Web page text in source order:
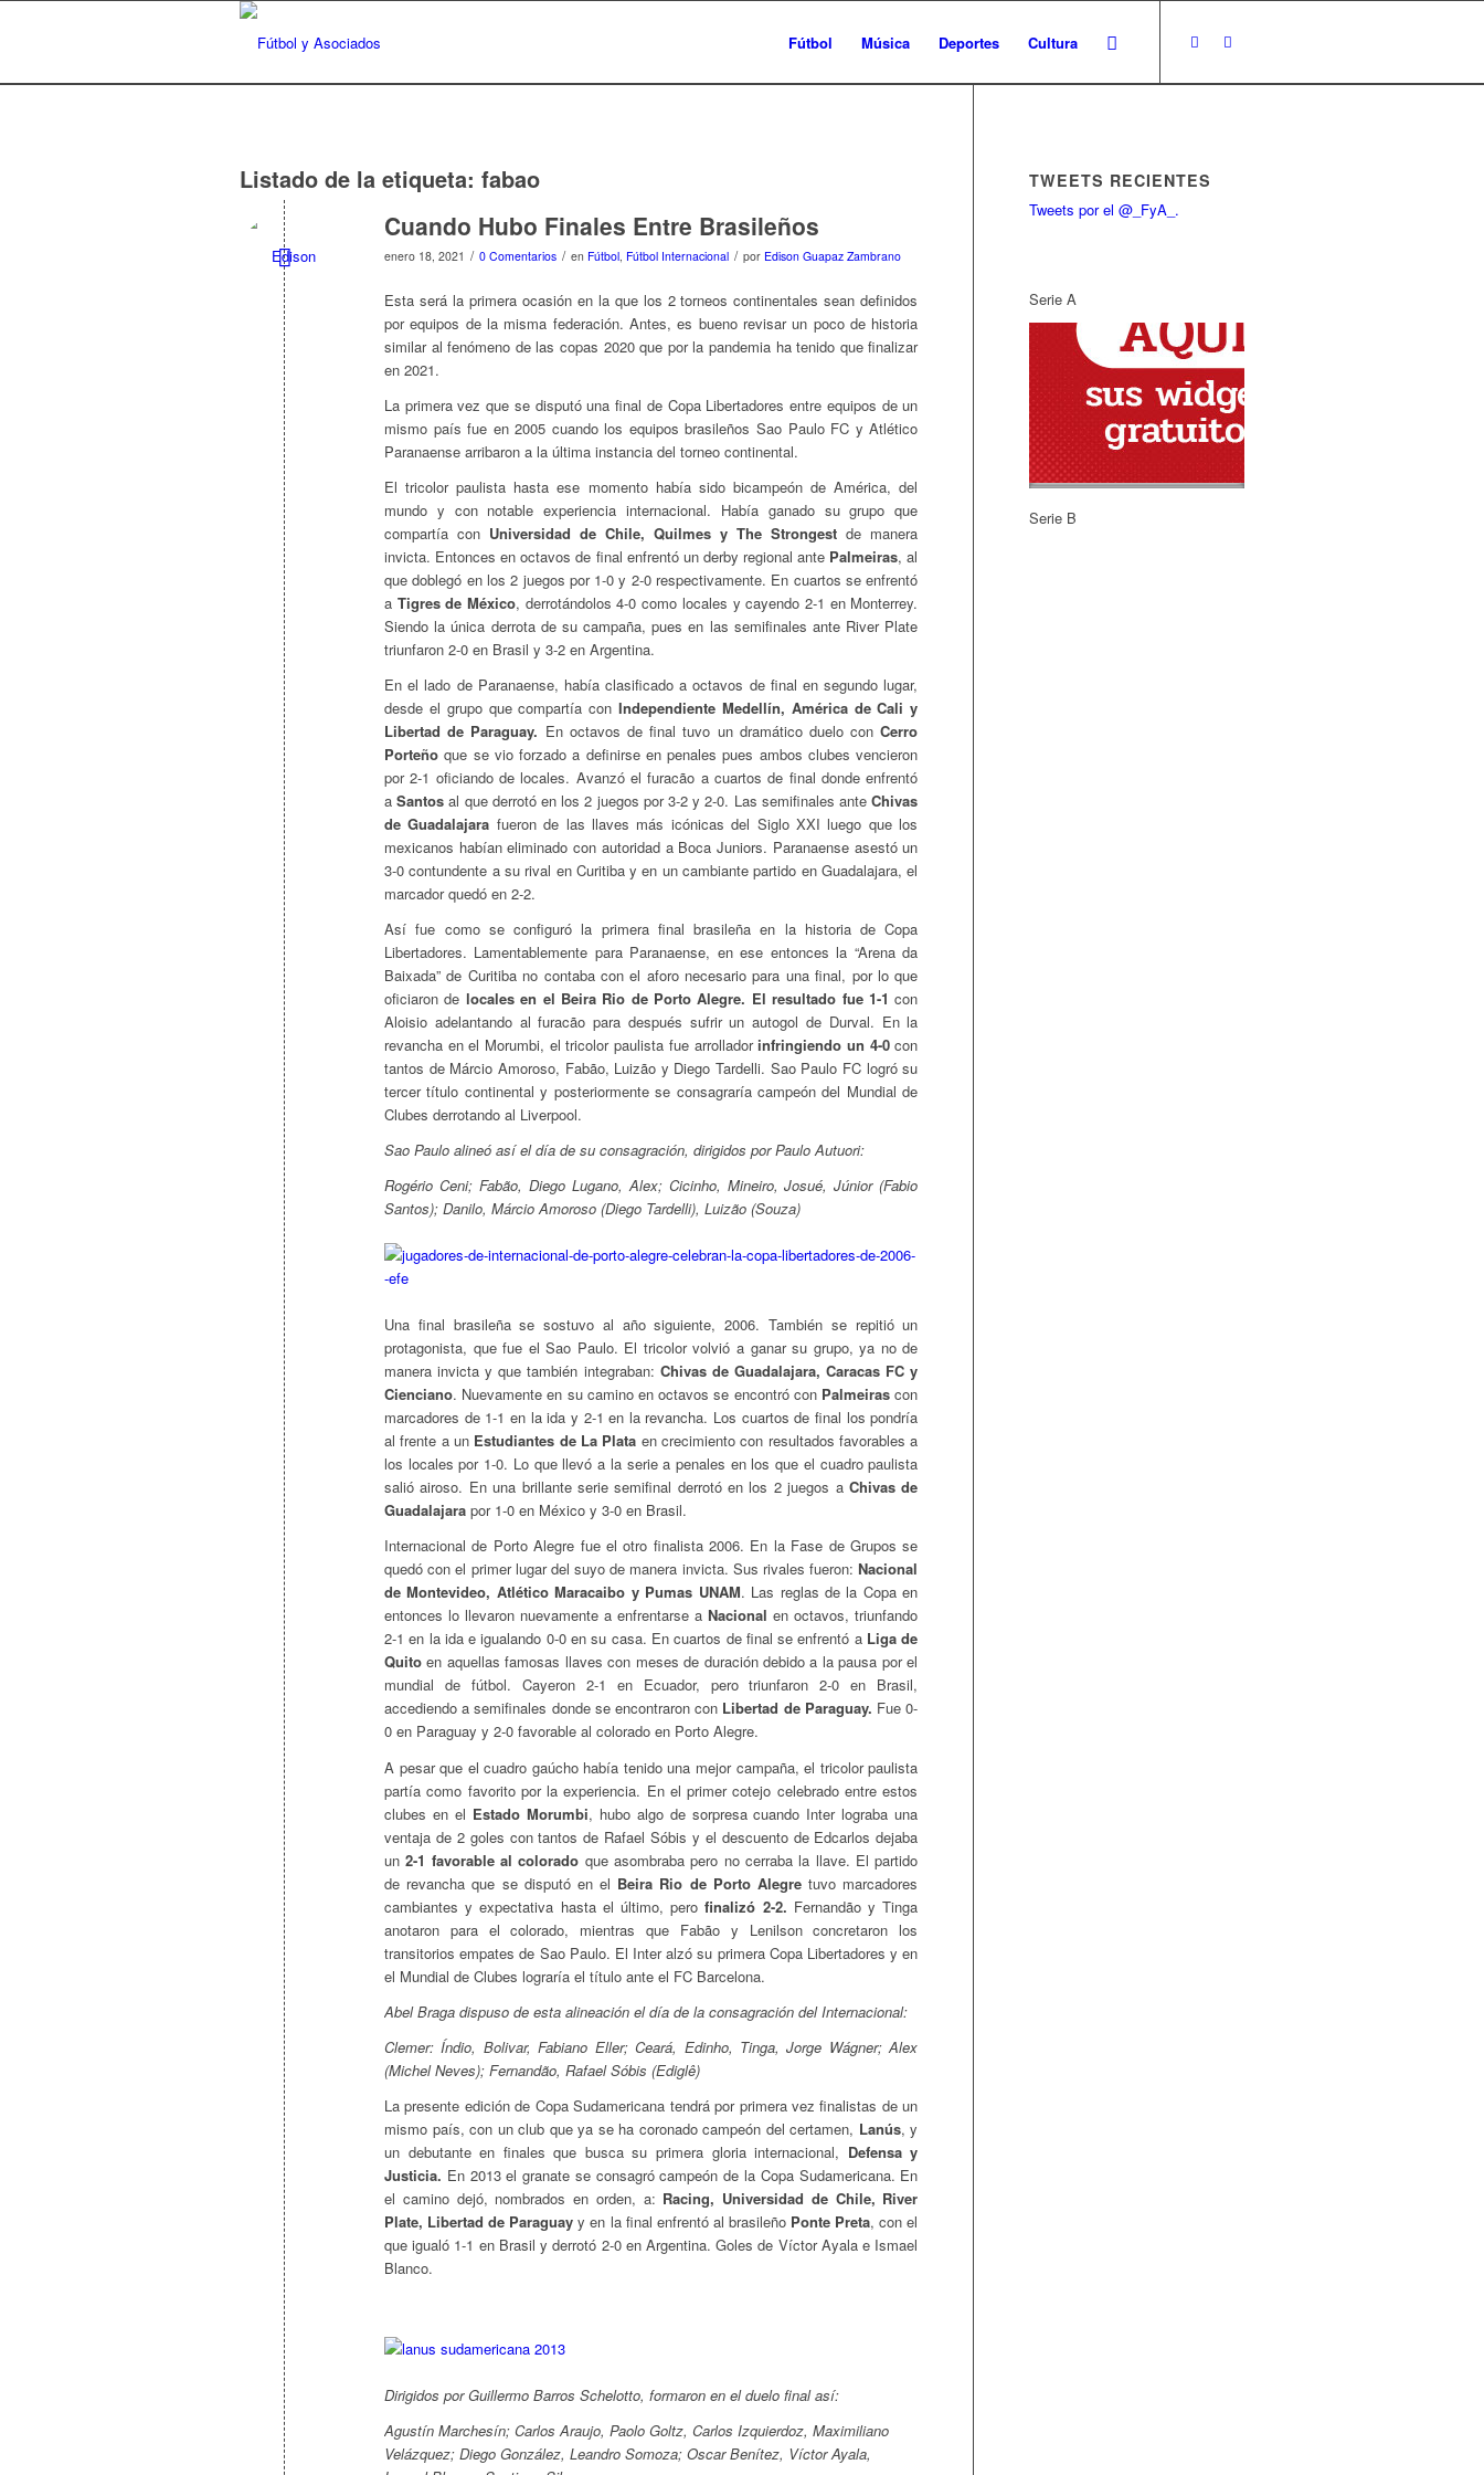
Fútbol Música Deportes Cultura
Listado de la etiqueta: fabao
Cuando Hubo Finales Entre Brasileños
enero 18, 2021 / 0 Comentarios / en Fútbol, Fútbol Internacional / por Edison Guapaz Zambrano
Esta será la primera ocasión en la que los 2 torneos continentales sean definidos
por equipos de la misma federación. Antes, es bueno revisar un poco de historia
similar al fenómeno de las copas 2020 que por la pandemia ha tenido que finalizar
en 2021.
La primera vez que se disputó una final de Copa Libertadores entre equipos de un
mismo país fue en 2005 cuando los equipos brasileños Sao Paulo FC y Atlético
Paranaense arribaron a la última instancia del torneo continental.
El tricolor paulista hasta ese momento había sido bicampeón de América, del
mundo y con notable experiencia internacional. Había ganado su grupo que
compartía con Universidad de Chile, Quilmes y The Strongest de manera
invicta. Entonces en octavos de final enfrentó un derby regional ante Palmeiras, al
que doblegó en los 2 juegos por 1-0 y 2-0 respectivamente. En cuartos se enfrentó
a Tigres de México, derrotándolos 4-0 como locales y cayendo 2-1 en Monterrey.
Siendo la única derrota de su campaña, pues en las semifinales ante River Plate
triunfaron 2-0 en Brasil y 3-2 en Argentina.
En el lado de Paranaense, había clasificado a octavos de final en segundo lugar,
desde el grupo que compartía conIndependiente Medellín, América de Cali y
Libertad de Paraguay. En octavos de final tuvo un dramático duelo conCerro
Porteño que se vio forzado a definirse en penales pues ambos clubes vencieron
por 2-1 oficiando de locales. Avanzó el furacão a cuartos de final donde enfrentó
aSantos al que derrotó en los 2 juegos por 3-2 y 2-0. Las semifinales anteChivas
de Guadalajara fueron de las llaves más icónicas del Siglo XXI luego que los
mexicanos habían eliminado con autoridad a Boca Juniors. Paranaense asestó un
3-0 contundente a su rival en Curitiba y en un cambiante partido en Guadalajara, el
marcador quedó en 2-2.
Así fue como se configuró la primera final brasileña en la historia de Copa
Libertadores. Lamentablemente para Paranaense, en ese entonces la “Arena da
Baixada” de Curitiba no contaba con el aforo necesario para una final, por lo que
oficiaron de locales en el Beira Rio de Porto Alegre. El resultado fue 1-1 con
Aloisio adelantando al furacão para después sufrir un autogol de Durval. En la
revancha en el Morumbi, el tricolor paulista fue arrolladorinfringiendo un 4-0con
tantos de Márcio Amoroso, Fabão, Luizão y Diego Tardelli. Sao Paulo FC logró su
tercer título continental y posteriormente se consagraría campeón del Mundial de
Clubes derrotando al Liverpool.
Sao Paulo alineó así el día de su consagración, dirigidos por Paulo Autuori:
Rogério Ceni; Fabão, Diego Lugano, Alex; Cicinho, Mineiro, Josué, Júnior (Fabio
Santos); Danilo, Márcio Amoroso (Diego Tardelli), Luizão (Souza)
Una final brasileña se sostuvo al año siguiente, 2006. También se repitió un
protagonista, que fue el Sao Paulo. El tricolor volvió a ganar su grupo, ya no de
manera invicta y que también integraban: Chivas de Guadalajara, Caracas FC y
Cienciano. Nuevamente en su camino en octavos se encontró con Palmeiras con
marcadores de 1-1 en la ida y 2-1 en la revancha. Los cuartos de final los pondría
al frente a un Estudiantes de La Plata en crecimiento con resultados favorables a
los locales por 1-0. Lo que llevó a la serie a penales en los que el cuadro paulista
salió airoso. En una brillante serie semifinal derrotó en los 2 juegos a Chivas de
Guadalajara por 1-0 en México y 3-0 en Brasil.
Internacional de Porto Alegre fue el otro finalista 2006. En la Fase de Grupos se
quedó con el primer lugar del suyo de manera invicta. Sus rivales fueron: Nacional
de Montevideo, Atlético Maracaibo y Pumas UNAM. Las reglas de la Copa en
entonces lo llevaron nuevamente a enfrentarse a Nacional en octavos, triunfando
2-1 en la ida e igualando 0-0 en su casa. En cuartos de final se enfrentó a Liga de
Quito en aquellas famosas llaves con meses de duración debido a la pausa por el
mundial de fútbol. Cayeron 2-1 en Ecuador, pero triunfaron 2-0 en Brasil,
accediendo a semifinales donde se encontraron con Libertad de Paraguay. Fue 0-
0 en Paraguay y 2-0 favorable al colorado en Porto Alegre.
A pesar que el cuadro gaúcho había tenido una mejor campaña, el tricolor paulista
partía como favorito por la experiencia. En el primer cotejo celebrado entre estos
clubes en el Estado Morumbi, hubo algo de sorpresa cuando Inter lograba una
ventaja de 2 goles con tantos de Rafael Sóbis y el descuento de Edcarlos dejaba
un2-1 favorable al colorado que asombraba pero no cerraba la llave. El partido
de revancha que se disputó en el Beira Rio de Porto Alegretuvo marcadores
cambiantes y expectativa hasta el último, pero finalizó 2-2. Fernandão y Tinga
anotaron para el colorado, mientras que Fabão y Lenilson concretaron los
transitorios empates de Sao Paulo. El Inter alzó su primera Copa Libertadores y en
el Mundial de Clubes lograría el título ante el FC Barcelona.
Abel Braga dispuso de esta alineación el día de la consagración del Internacional:
Clemer: Índio, Bolivar, Fabiano Eller; Ceará, Edinho, Tinga, Jorge Wágner; Alex
(Michel Neves); Fernandão, Rafael Sóbis (Ediglê)
La presente edición de Copa Sudamericana tendrá por primera vez finalistas de un
mismo país, con un club que ya se ha coronado campeón del certamen, Lanús, y
un debutante en finales que busca su primera gloria internacional, Defensa y
Justicia. En 2013 el granate se consagró campeón de la Copa Sudamericana. En
el camino dejó, nombrados en orden, a: Racing, Universidad de Chile, River
Plate, Libertad de Paraguay y en la final enfrentó al brasileño Ponte Preta, con el
que igualó 1-1 en Brasil y derrotó 2-0 en Argentina. Goles de Víctor Ayala e Ismael
Blanco.
Dirigidos por Guillermo Barros Schelotto, formaron en el duelo final así:
Agustín Marchesín; Carlos Araujo, Paolo Goltz, Carlos Izquierdoz, Maximiliano
Velázquez; Diego González, Leandro Somoza; Oscar Benítez, Víctor Ayala,
TWEETS RECIENTES
Tweets por el @_FyA_.
Serie A
Serie B